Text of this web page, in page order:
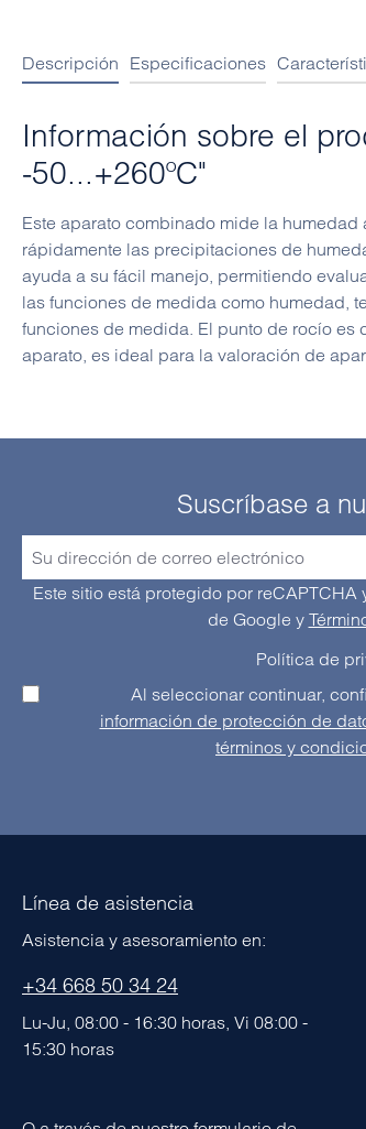
Descripción Especificaciones
Información sobre el
-50...+260ºC"
Este aparato combinado mide la
rápidamente las precipitaciones de
ayuda a su fácil manejo, permitiendo
las funciones de medida como humedad,
funciones de medida. El punto de rocío
aparato, es ideal para la valoración de
Suscríbase a
Este sitio está protegido por
de Google y
Política de
información de protección de
términos y
Línea de asistencia
Asistencia y asesoramiento en:
+34 668 50 34 24
Lu-Ju, 08:00 - 16:30 horas, Vi 08:00 -
15:30 horas